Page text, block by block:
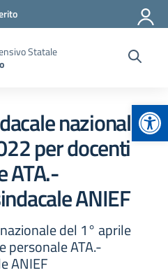
Statale
nazionale
per docenti
ATA.-
ANIEF
del 1° aprile
personale ATA.-
ANIEF